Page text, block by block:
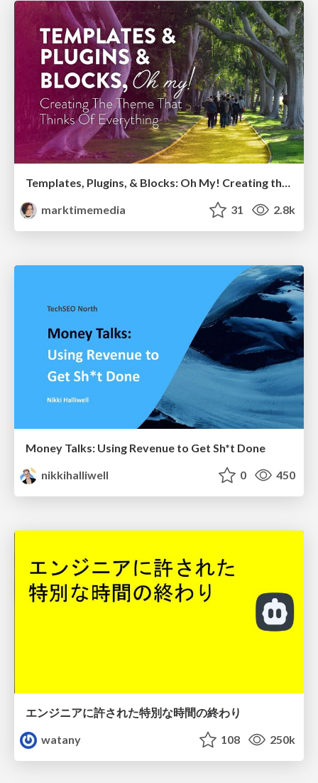
Templates, Plugins, & Blocks: Oh My! Creating the theme that thinks of everything
marktimemedia
31 2.8k
Money Talks: Using Revenue to Get Sh*t Done
nikkihalliwell
0 450
エンジニアに許された特別な時間の終わり
watany
108 250k